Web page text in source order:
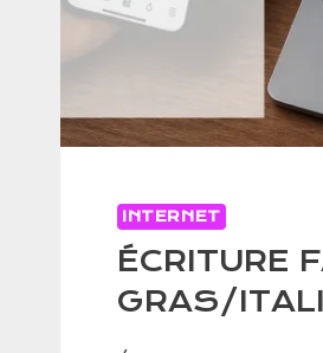
INTERNET
ÉCRITURE
GRAS/